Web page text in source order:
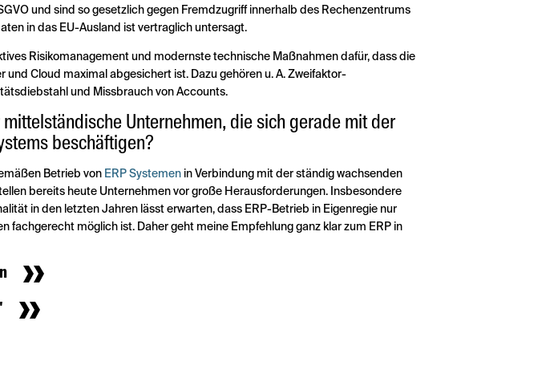
und sind so gesetzlich gegen Fremdzugriff innerhalb des Rechenzentrums
in das EU-Ausland ist vertraglich untersagt.
Risikomanagement und modernste technische Maßnahmen dafür, dass die
und Cloud maximal abgesichert ist. Dazu gehören u. A. Zweifaktor-
und Missbrauch von Accounts.
Unternehmen, die sich gerade mit der
beschäftigen?
Betrieb von ERP Systemen in Verbindung mit der ständig wachsenden
bereits heute Unternehmen vor große Herausforderungen. Insbesondere
in den letzten Jahren lässt erwarten, dass ERP-Betrieb in Eigenregie nur
fachgerecht möglich ist. Daher geht meine Empfehlung ganz klar zum ERP in